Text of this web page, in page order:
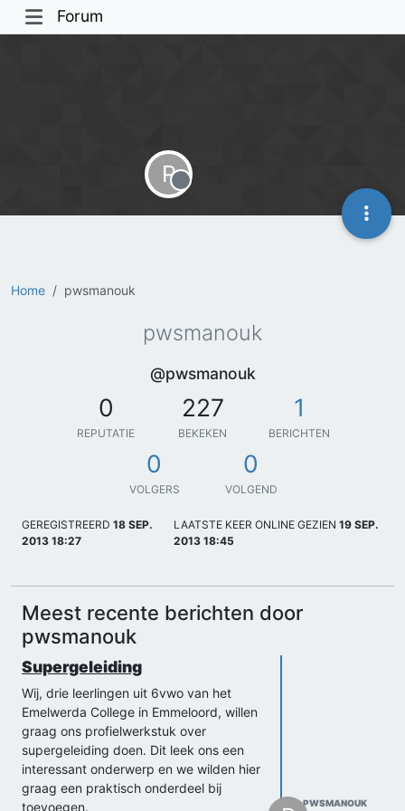
Forum
Home pwsmanouk
P
Offline
pwsmanouk
@pwsmanouk
0
REPUTATIE
227
BEKEKEN
1
BERICHTEN
0
VOLGERS
0
VOLGEND
GEREGISTREERD 18 SEP.
2013 18:27
LAATSTE KEER ONLINE GEZIEN 19 SEP.
2013 18:45
Meest recente berichten door
pwsmanouk
Supergeleiding
Wij, drie leerlingen uit 6vwo van het
Emelwerda College in Emmeloord, willen
graag ons profielwerkstuk over
supergeleiding doen. Dit leek ons een
interessant onderwerp en we wilden hier
graag een praktisch onderdeel bij
toevoegen.
PWSMANOUK